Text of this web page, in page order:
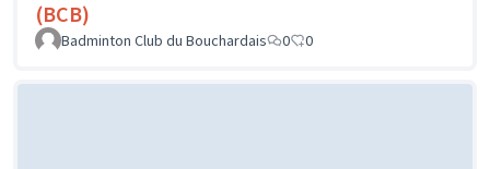
(BCB)
Badminton Club du Bouchardais 0 0